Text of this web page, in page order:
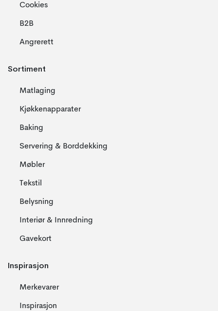
Cookies
B2B
Angrerett
Sortiment
Matlaging
Kjøkkenapparater
Baking
Servering & Borddekking
Møbler
Tekstil
Belysning
Interiør & Innredning
Gavekort
Inspirasjon
Merkevarer
Inspirasjon